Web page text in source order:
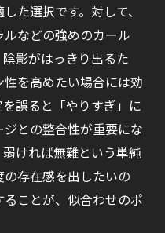
た選択です。対して、
などの強めのカール
影がはっきり出るた
を高めたい場合には効
誤ると「やりすぎ」に
との整合性が重要にな
ければ無難という単純
存在感を出したいの
ことが、似合わせのポ